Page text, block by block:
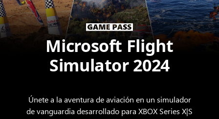
Microsoft Flight
Simulator 2024
Únete a la aventura de aviación en un simulador
de vanguardia desarrollado para XBOX Series X|S